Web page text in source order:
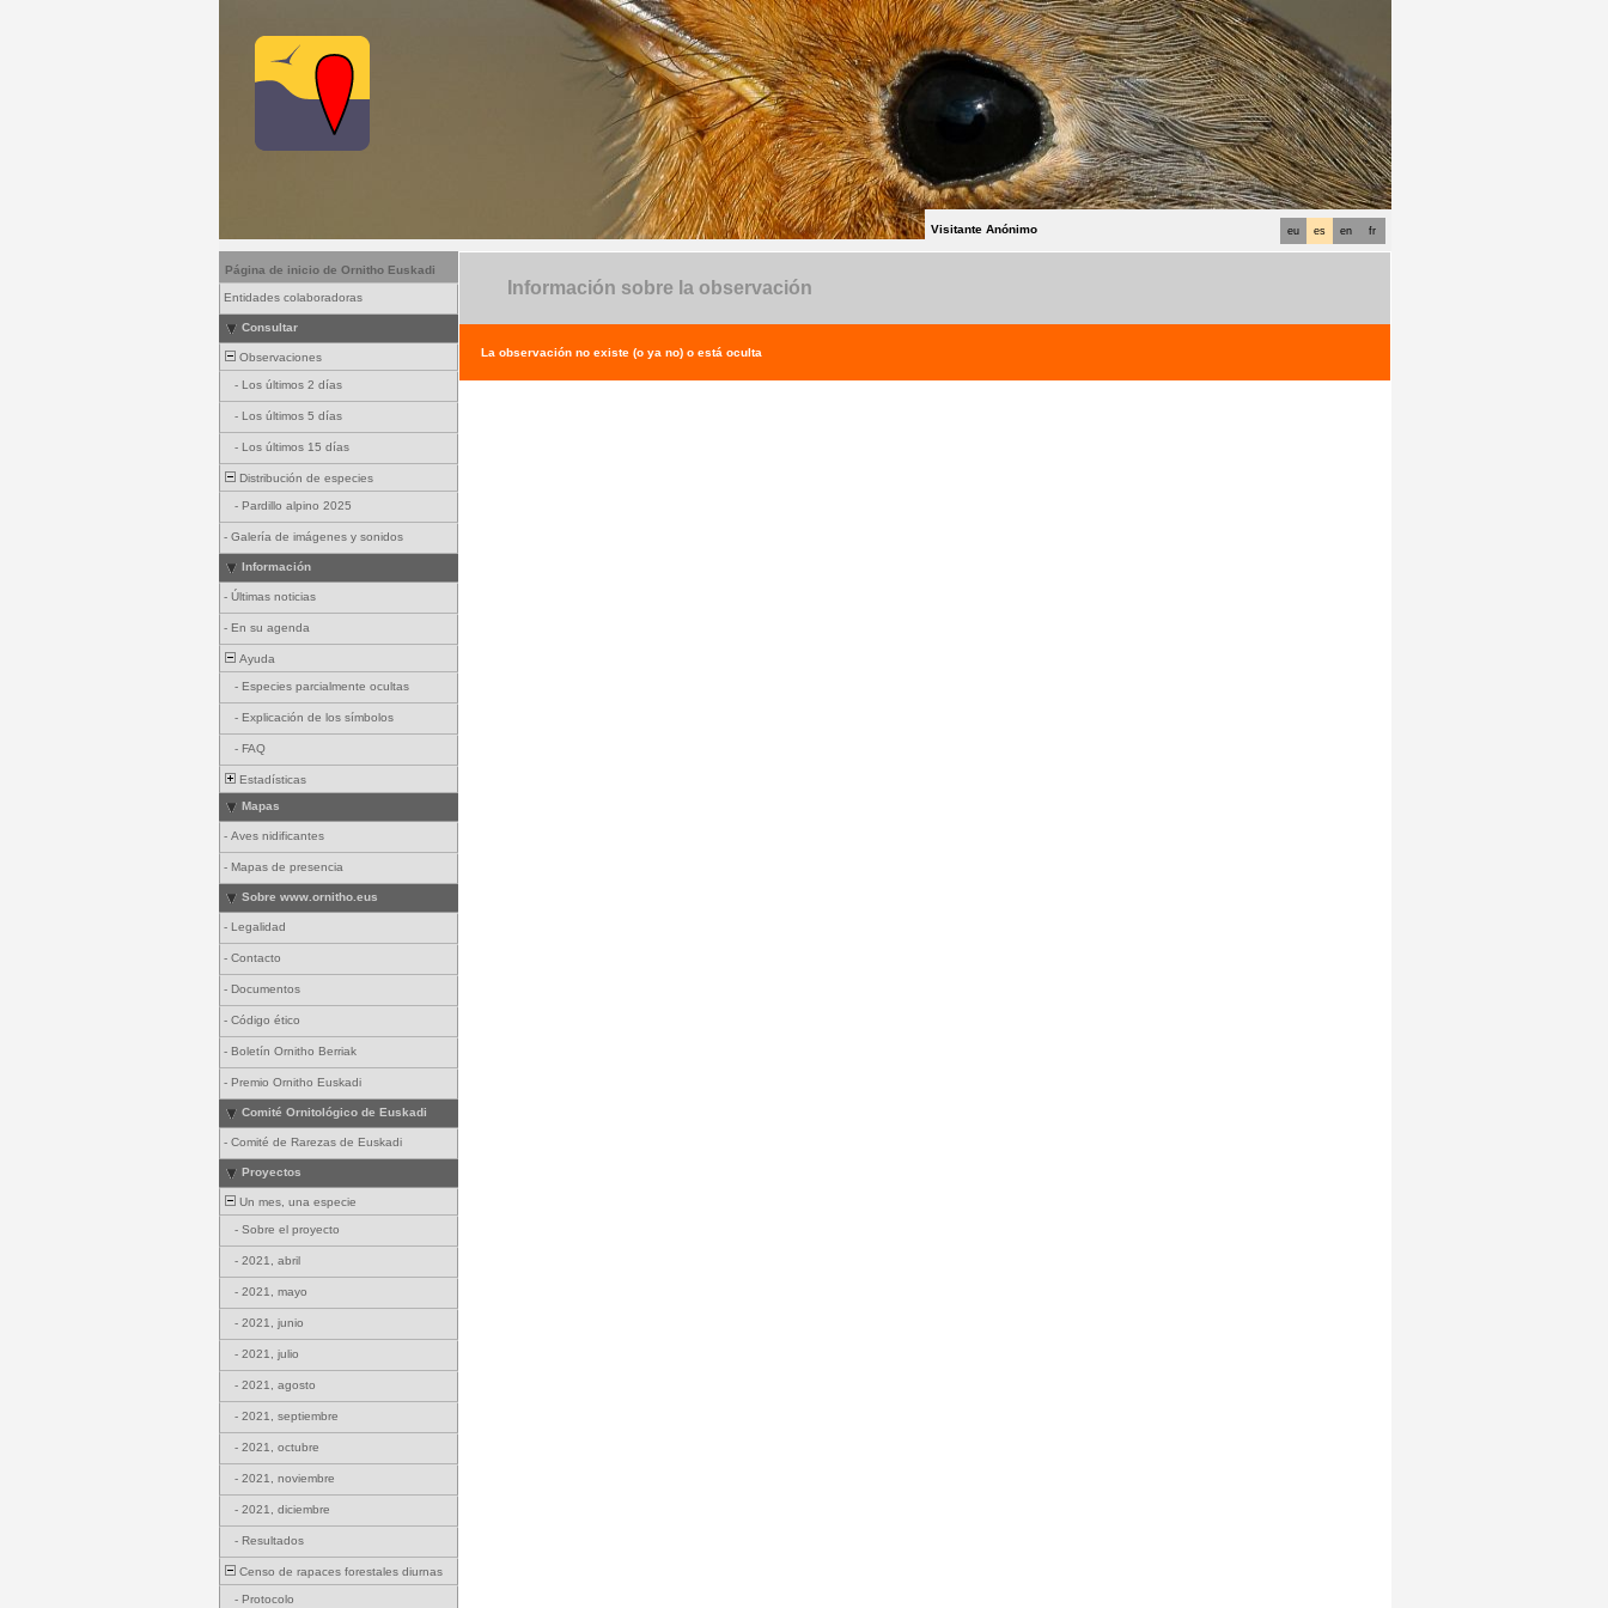
fr
en
es
eu
Visitante Anónimo
Página de inicio de Ornitho Euskadi
Entidades colaboradoras
Consultar
Observaciones
- Los últimos 2 días
- Los últimos 5 días
- Los últimos 15 días
Distribución de especies
- Pardillo alpino 2025
- Galería de imágenes y sonidos
Información
- Últimas noticias
- En su agenda
Ayuda
- Especies parcialmente ocultas
- Explicación de los símbolos
- FAQ
Estadísticas
Mapas
- Aves nidificantes
- Mapas de presencia
Sobre www.ornitho.eus
- Legalidad
- Contacto
- Documentos
- Código ético
- Boletín Ornitho Berriak
- Premio Ornitho Euskadi
Comité Ornitológico de Euskadi
- Comité de Rarezas de Euskadi
Proyectos
Un mes, una especie
- Sobre el proyecto
- 2021, abril
- 2021, mayo
- 2021, junio
- 2021, julio
- 2021, agosto
- 2021, septiembre
- 2021, octubre
- 2021, noviembre
- 2021, diciembre
- Resultados
Censo de rapaces forestales diurnas
- Protocolo
Información sobre la observación
La observación no existe (o ya no) o está oculta